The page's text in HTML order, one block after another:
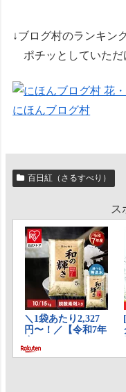
↓ブログ村のランキン
ポチッとしていただ
にほんブログ村
百日紅（さるすべり）
ス